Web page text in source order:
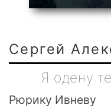
Сергей
Я одену
Рюрику Ивневу